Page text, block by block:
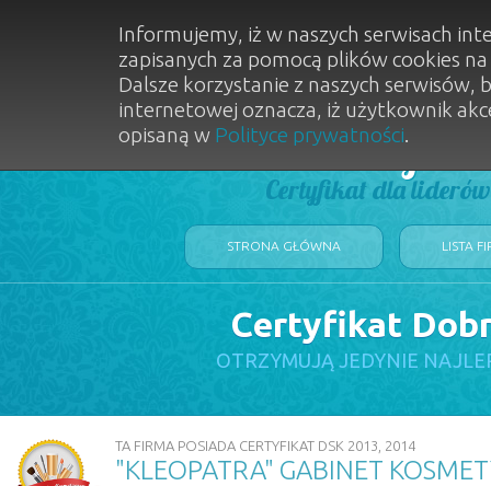
Dobry
Certyfikat dla
STRONA GŁÓWNA LISTA
Certyfikat
OTRZYMUJĄ JEDYNIE
TA FIRMA POSIADA CERTYFIKAT DSK 2013, 2014
"KLEOPATRA" GABINET
Informujemy, iż w naszych serwisach
zapisanych za pomocą plików cookies
Dalsze korzystanie z naszych
internetowej oznacza, iż użytkownik
opisaną w Polityce prywatności.